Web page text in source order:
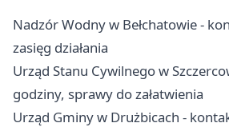
Nadzór Wodny w Bełchatowie -
zasięg działania
Urząd Stanu Cywilnego w
godziny, sprawy do załatwienia
Urząd Gminy w Drużbicach -